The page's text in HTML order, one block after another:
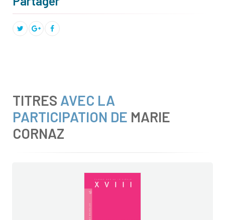
TITRES AVEC LA
PARTICIPATION DE MARIE
CORNAZ